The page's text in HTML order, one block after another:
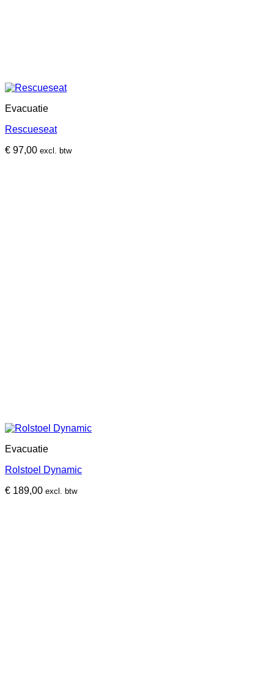
Evacuatie
Rescueseat
€ 97,00 excl. btw
Evacuatie
Rolstoel Dynamic
€ 189,00 excl. btw